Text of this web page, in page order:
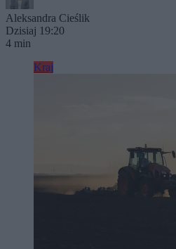
Aleksandra Cieślik
Dzisiaj 19:20
4 min
Kraj